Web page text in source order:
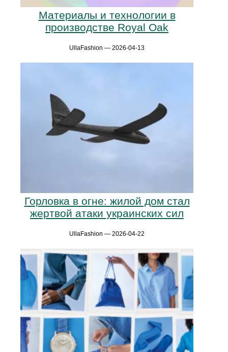
Материалы и технологии в
производстве Royal Oak
UllaFashion — 2026-04-13
Горловка в огне: жилой дом стал
жертвой атаки украинских сил
UllaFashion — 2026-04-22